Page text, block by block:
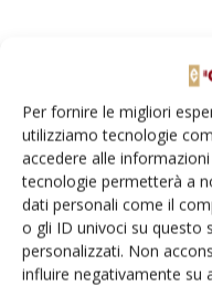
Per fornire le migliori
utilizziamo tecnologie
accedere alle
tecnologie permetterà a
dati personali come il
o gli ID univoci su questo
personalizzati. Non
influire negativamente su
Imprese agromeccaniche
Facebook